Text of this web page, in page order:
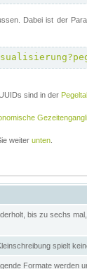
Dabei ist der
sind in der
weiter unten
bis zu sechs
spielt
Formate werden